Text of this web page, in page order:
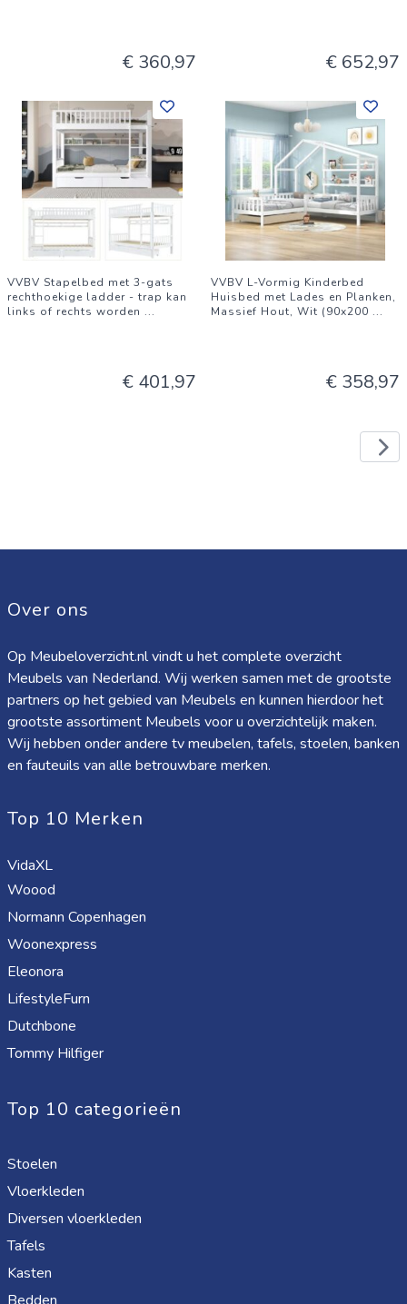
€ 360,97 € 652,97
VVBV Stapelbed met 3-gats
rechthoekige ladder - trap kan
links of rechts worden ...
€ 401,97
VVBV L-Vormig Kinderbed
Huisbed met Lades en Planken,
Massief Hout, Wit (90x200 ...
€ 358,97
Over ons
Op Meubeloverzicht.nl vindt u het complete overzicht
Meubels van Nederland. Wij werken samen met de grootste
partners op het gebied van Meubels en kunnen hierdoor het
grootste assortiment Meubels voor u overzichtelijk maken.
Wij hebben onder andere tv meubelen, tafels, stoelen, banken
en fauteuils van alle betrouwbare merken.
Top 10 Merken
VidaXL
Woood
Normann Copenhagen
Woonexpress
Eleonora
LifestyleFurn
Dutchbone
Tommy Hilfiger
Top 10 categorieën
Stoelen
Vloerkleden
Diversen vloerkleden
Tafels
Kasten